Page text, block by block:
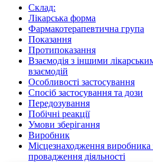
Склад:
Лікарська форма
Фармакотерапевтична група
Показання
Протипоказання
Взаємодія з іншими
взаємодій
Особливості застосування
Спосіб застосування та дози
Передозування
Побічні реакції
Умови зберігання
Виробник
Місцезнаходження виробника
провадження діяльності